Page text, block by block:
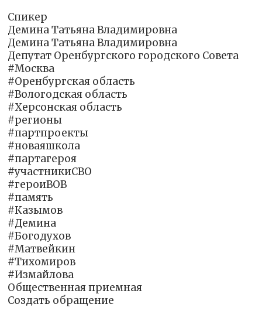
Спикер
Демина Татьяна Владимировна
Демина Татьяна Владимировна
Депутат Оренбургского городского Совета
#Москва
#Оренбургская область
#Вологодская область
#Херсонская область
#регионы
#партпроекты
#новаяшкола
#партагероя
#участникиСВО
#героиВОВ
#память
#Казымов
#Демина
#Богодухов
#Матвейкин
#Тихомиров
#Измайлова
Общественная приемная
Создать обращение